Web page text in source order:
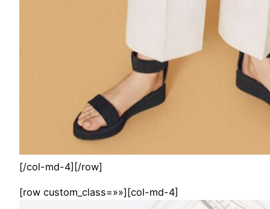
[/col-md-4][/row]
[row custom_class=»»][col-md-4]